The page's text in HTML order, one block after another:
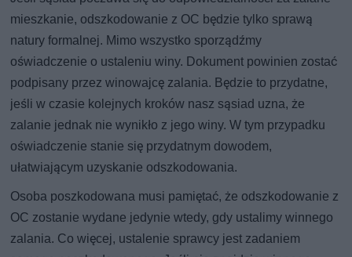
mieszkanie, odszkodowanie z OC będzie tylko sprawą
natury formalnej. Mimo wszystko sporządźmy
oświadczenie o ustaleniu winy. Dokument powinien zostać
podpisany przez winowajcę zalania. Będzie to przydatne,
jeśli w czasie kolejnych kroków nasz sąsiad uzna, że
zalanie jednak nie wynikło z jego winy. W tym przypadku
oświadczenie stanie się przydatnym dowodem,
ułatwiającym uzyskanie odszkodowania.
Osoba poszkodowana musi pamiętać, że odszkodowanie z
OC zostanie wydane jedynie wtedy, gdy ustalimy winnego
zalania. Co więcej, ustalenie sprawcy jest zadaniem